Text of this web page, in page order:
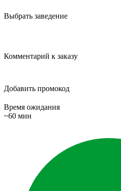
Выбрать заведение
Комментарий к заказу
Добавить промокод
Время ожидания
~60 мин